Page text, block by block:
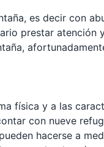
es decir con
prestar atención
física y a las
con nueve
hacerse a